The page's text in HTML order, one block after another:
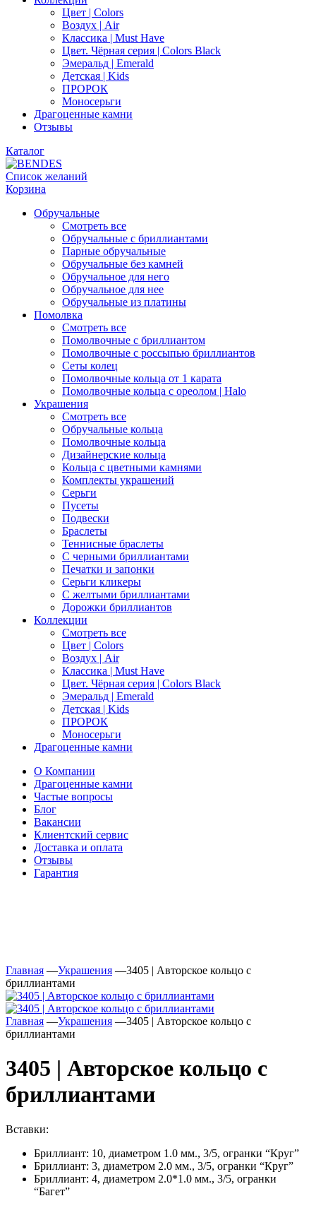
Цвет | Colors
Воздух | Air
Классика | Must Have
Цвет. Чёрная серия | Colors Black
Эмеральд | Emerald
Детская | Kids
ПРОРОК
Моносерьги
Драгоценные камни
Отзывы
Каталог
Список желаний
Корзина
Обручальные
Смотреть все
Обручальные с бриллиантами
Парные обручальные
Обручальные без камней
Обручальное для него
Обручальное для нее
Обручальные из платины
Помолвка
Смотреть все
Помолвочные с бриллиантом
Помолвочные с россыпью бриллиантов
Сеты колец
Помолвочные кольца от 1 карата
Помолвочные кольца с ореолом | Halo
Украшения
Смотреть все
Обручальные кольца
Помолвочные кольца
Дизайнерские кольца
Кольца с цветными камнями
Комплекты украшений
Серьги
Пусеты
Подвески
Браслеты
Теннисные браслеты
C черными бриллиантами
Печатки и запонки
Серьги кликеры
С желтыми бриллиантами
Дорожки бриллиантов
Коллекции
Смотреть все
Цвет | Colors
Воздух | Air
Классика | Must Have
Цвет. Чёрная серия | Colors Black
Эмеральд | Emerald
Детская | Kids
ПРОРОК
Моносерьги
Драгоценные камни
О Компании
Драгоценные камни
Частые вопросы
Блог
Вакансии
Клиентский сервис
Доставка и оплата
Отзывы
Гарантия
Главная —Украшения —3405 | Авторское кольцо с
бриллиантами
Главная —Украшения —3405 | Авторское кольцо с
бриллиантами
3405 | Авторское кольцо с
бриллиантами
Вставки:
Бриллиант: 10, диаметром 1.0 мм., 3/5, огранки “Круг”
Бриллиант: 3, диаметром 2.0 мм., 3/5, огранки “Круг”
Бриллиант: 4, диаметром 2.0*1.0 мм., 3/5, огранки
“Багет”